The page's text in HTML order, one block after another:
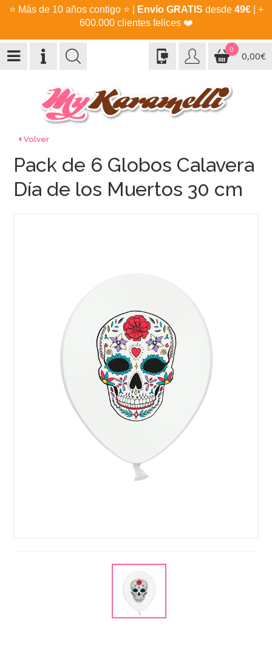
⭐ Más de 10 años contigo ⭐ Envío GRATIS desde 49€| +
600.000 clientes felices ❤️
0
0,00€
Volver
Pack de 6 Globos Calavera
Día de los Muertos 30 cm